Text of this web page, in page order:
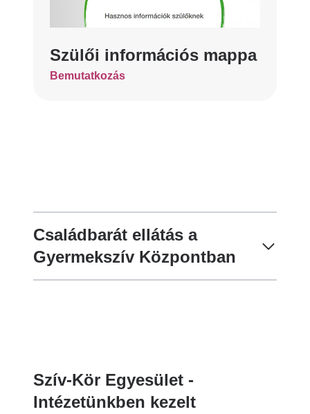
Szülői információs mappa
Bemutatkozás
Családbarát ellátás a
Gyermekszív Központban
Szív-Kör Egyesület -
Intézetünkben kezelt